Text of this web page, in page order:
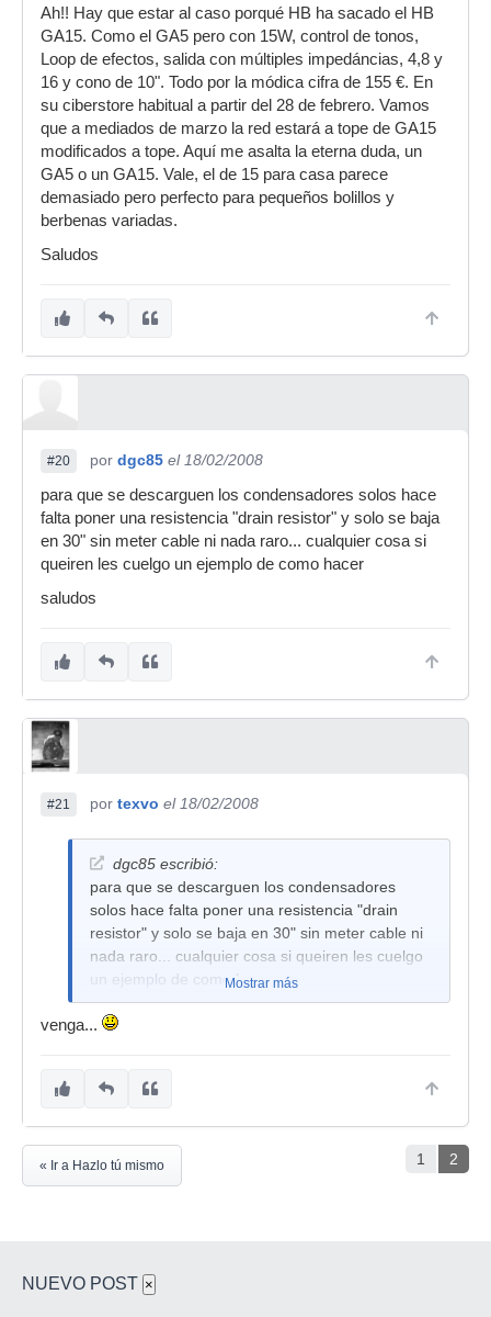
Ah!! Hay que estar al caso porqué HB ha sacado el HB
GA15. Como el GA5 pero con 15W, control de tonos,
Loop de efectos, salida con múltiples impedáncias, 4,8 y
16 y cono de 10". Todo por la módica cifra de 155 €. En
su ciberstore habitual a partir del 28 de febrero. Vamos
que a mediados de marzo la red estará a tope de GA15
modificados a tope. Aquí me asalta la eterna duda, un
GA5 o un GA15. Vale, el de 15 para casa parece
demasiado pero perfecto para pequeños bolillos y
berbenas variadas.
Saludos
#20 por dgc85 el 18/02/2008
para que se descarguen los condensadores solos hace
falta poner una resistencia "drain resistor" y solo se baja
en 30" sin meter cable ni nada raro... cualquier cosa si
queiren les cuelgo un ejemplo de como hacer
saludos
#21 por texvo el 18/02/2008
dgc85 escribió:
para que se descarguen los condensadores
solos hace falta poner una resistencia "drain
resistor" y solo se baja en 30" sin meter cable ni
nada raro... cualquier cosa si queiren les cuelgo
un ejemplo de como hacer
saludos
Mostrar más
venga...
1 2
« Ir a Hazlo tú mismo
NUEVO POST ×